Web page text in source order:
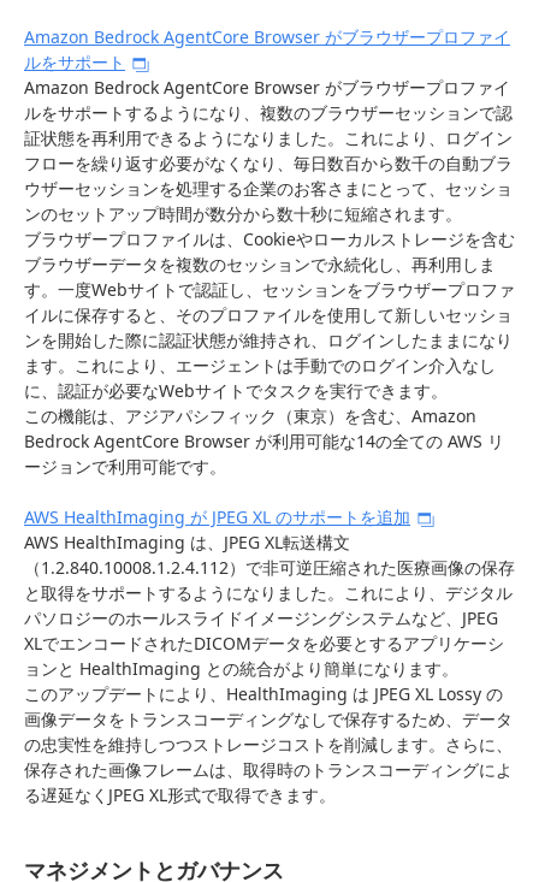
Amazon Bedrock AgentCore Browser がブラウザープロファイ
ルをサポート
Amazon Bedrock AgentCore Browser がブラウザープロファイ
ルをサポートするようになり、複数のブラウザーセッションで認
証状態を再利用できるようになりました。これにより、ログイン
フローを繰り返す必要がなくなり、毎日数百から数千の自動ブラ
ウザーセッションを処理する企業のお客さまにとって、セッショ
ンのセットアップ時間が数分から数十秒に短縮されます。
ブラウザープロファイルは、Cookieやローカルストレージを含む
ブラウザーデータを複数のセッションで永続化し、再利用しま
す。一度Webサイトで認証し、セッションをブラウザープロファ
イルに保存すると、そのプロファイルを使用して新しいセッショ
ンを開始した際に認証状態が維持され、ログインしたままになり
ます。これにより、エージェントは手動でのログイン介入なし
に、認証が必要なWebサイトでタスクを実行できます。
この機能は、アジアパシフィック（東京）を含む、Amazon
Bedrock AgentCore Browser が利用可能な14の全ての AWS リ
ージョンで利用可能です。
AWS HealthImaging が JPEG XL のサポートを追加
AWS HealthImaging は、JPEG XL転送構文
（1.2.840.10008.1.2.4.112）で非可逆圧縮された医療画像の保存
と取得をサポートするようになりました。これにより、デジタル
パソロジーのホールスライドイメージングシステムなど、JPEG
XLでエンコードされたDICOMデータを必要とするアプリケーシ
ョンと HealthImaging との統合がより簡単になります。
このアップデートにより、HealthImaging は JPEG XL Lossy の
画像データをトランスコーディングなしで保存するため、データ
の忠実性を維持しつつストレージコストを削減します。さらに、
保存された画像フレームは、取得時のトランスコーディングによ
る遅延なくJPEG XL形式で取得できます。
マネジメントとガバナンス